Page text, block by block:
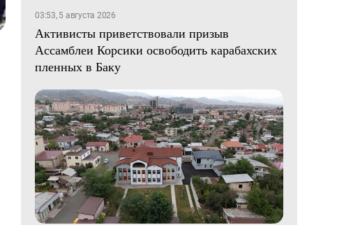
03:53, 5 августа 2026
Активисты приветствовали призыв
Ассамблеи Корсики освободить карабахских
пленных в Баку